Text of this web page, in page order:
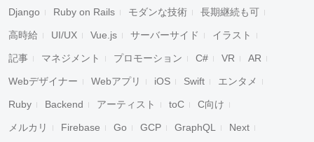
Django Ruby on Rails モダンな技術 長期継続も可
高時給 UI/UX Vue.js サーバーサイド イラスト
記事 マネジメント プロモーション C# VR AR
Webデザイナー Webアプリ iOS Swift エンタメ
Ruby Backend アーティスト toC C向け
メルカリ Firebase Go GCP GraphQL Next